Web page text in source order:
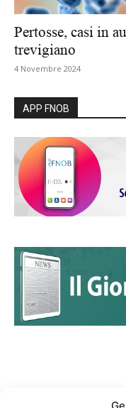
Pertosse, casi in
trevigiano
4 Novembre 2024
APP FNOB